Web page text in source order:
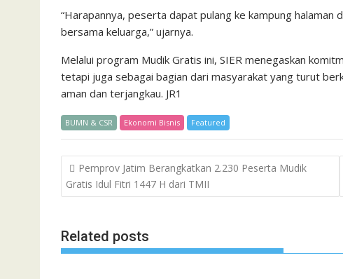
“Harapannya, peserta dapat pulang ke kampung
bersama keluarga,” ujarnya.
Melalui program Mudik Gratis ini, SIER menegaskan
tetapi juga sebagai bagian dari masyarakat yang turut
aman dan terjangkau. JR1
BUMN & CSR Ekonomi Bisnis Featured
Post
navigation
Pemprov Jatim Berangkatkan 2.230 Peserta Mudik
Gratis Idul Fitri 1447 H dari TMII
Related posts